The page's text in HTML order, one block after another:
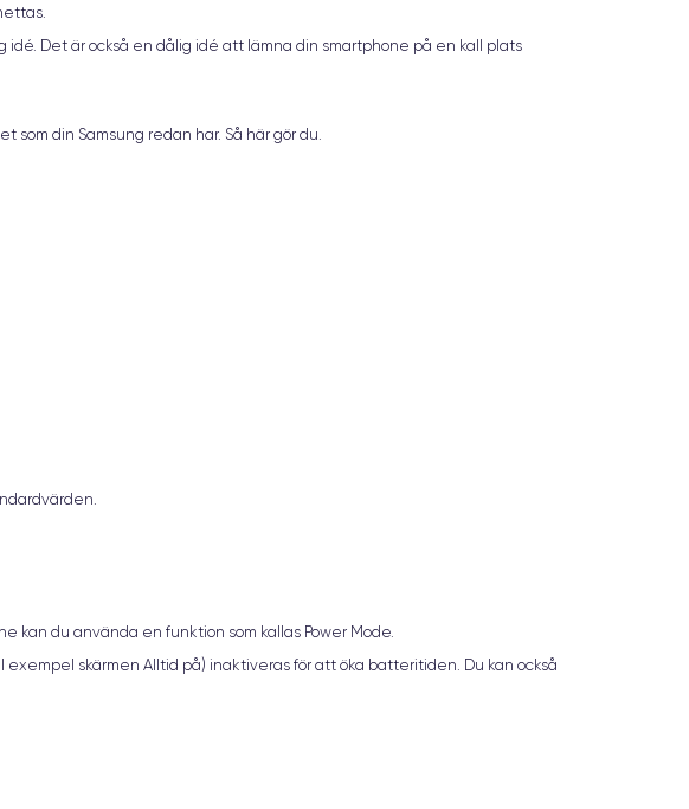
Det är också en dålig idé att lämna din smartphone på en kall plats
din Samsung redan har. Så här gör du.
du använda en funktion som kallas Power Mode.
skärmen Alltid på) inaktiveras för att öka batteritiden. Du kan också